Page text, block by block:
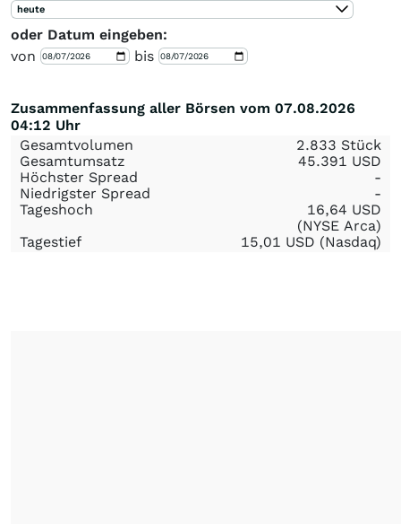
heute
oder Datum eingeben:
von
bis
Zusammenfassung aller Börsen vom 07.08.2026
04:12 Uhr
Gesamtvolumen
2.833 Stück
Gesamtumsatz
45.391 USD
Höchster Spread
-
Niedrigster Spread
-
Tageshoch
16,64 USD
(NYSE Arca)
Tagestief
15,01 USD (Nasdaq)